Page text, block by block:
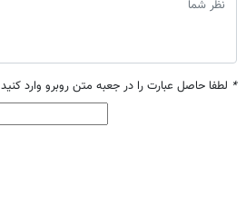
* لطفا حاصل عبارت را در جعبه متن روبرو وارد کنید